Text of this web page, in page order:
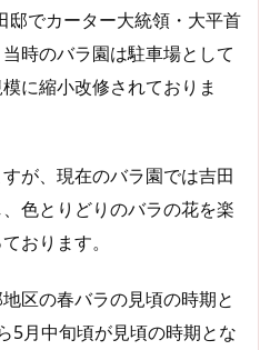
邸でカーター大統領・大平首
時のバラ園は駐車場として
に縮小改修されておりま
が、現在のバラ園では吉田
色とりどりのバラの花を楽
おります。
区の春バラの見頃の時期と
5月中旬頃が見頃の時期とな